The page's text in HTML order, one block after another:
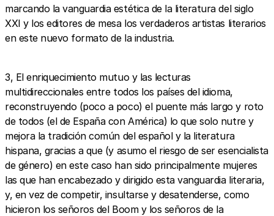
marcando la vanguardia estética de la literatura del siglo
XXI y los editores de mesa los verdaderos artistas literarios
en este nuevo formato de la industria.
3, El enriquecimiento mutuo y las lecturas
multidireccionales entre todos los países del idioma,
reconstruyendo (poco a poco) el puente más largo y roto
de todos (el de España con América) lo que solo nutre y
mejora la tradición común del español y la literatura
hispana, gracias a que (y asumo el riesgo de ser esencialista
de género) en este caso han sido principalmente mujeres
las que han encabezado y dirigido esta vanguardia literaria,
y, en vez de competir, insultarse y desatenderse, como
hicieron los señoros del Boom y los señoros de la